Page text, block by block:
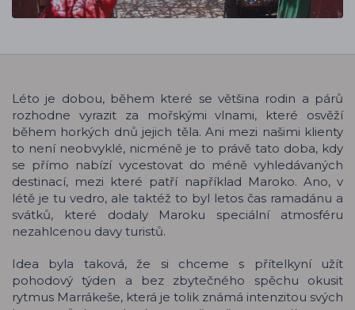
Léto je dobou, během které se většina rodin a párů
rozhodne vyrazit za mořskými vlnami, které osvěží
během horkých dnů jejich těla. Ani mezi našimi klienty
to není neobvyklé, nicméně je to právě tato doba, kdy
se přímo nabízí vycestovat do méně vyhledávaných
destinací, mezi které patří například Maroko. Ano, v
létě je tu vedro, ale taktéž to byl letos čas ramadánu a
svátků, které dodaly Maroku speciální atmosféru
nezahlcenou davy turistů.
Idea byla taková, že si chceme s přítelkyní užít
pohodový týden a bez zbytečného spěchu okusit
rytmus Marrákeše, která je tolik známá intenzitou svých